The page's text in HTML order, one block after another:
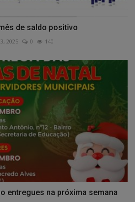
de saldo positivo
2025 0 140
entregues na próxima semana